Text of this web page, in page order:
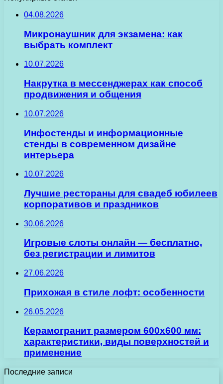
04.08.2026
Микронаушник для экзамена: как
выбрать комплект
10.07.2026
Накрутка в мессенджерах как способ
продвижения и общения
10.07.2026
Инфостенды и информационные
стенды в современном дизайне
интерьера
10.07.2026
Лучшие рестораны для свадеб юбилеев
корпоративов и праздников
30.06.2026
Игровые слоты онлайн — бесплатно,
без регистрации и лимитов
27.06.2026
Прихожая в стиле лофт: особенности
26.05.2026
Керамогранит размером 600х600 мм:
характеристики, виды поверхностей и
применение
Последние записи